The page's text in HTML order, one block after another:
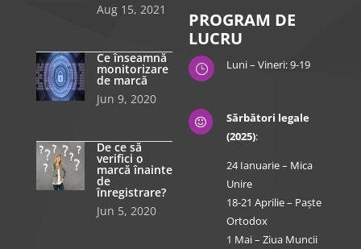
Aug 15, 2021
Ce înseamnă
monitorizare
de marcă
Jun 9, 2020
De ce să
verifici o
marcă înainte
de
înregistrare?
Jun 5, 2020
PROGRAM DE
LUCRU
} Luni – Vineri: 9-19

Sărbători legale
(2025):
24 Ianuarie – Mica
Unire
18-21 Aprilie – Paște
Ortodox
1 Mai – Ziua Muncii